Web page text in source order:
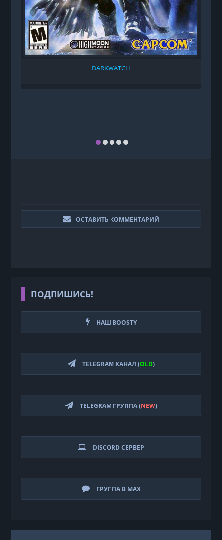
DARKWATCH
ОСТАВИТЬ КОММЕНТАРИЙ
ПОДПИШИСЬ!
НАШ BOOSTY
TELEGRAM КАНАЛ (OLD)
TELEGRAM ГРУППА (NEW)
DISCORD СЕРВЕР
ГРУППА В MAX